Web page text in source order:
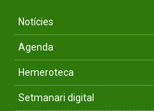
Notícies
Agenda
Hemeroteca
Setmanari digital